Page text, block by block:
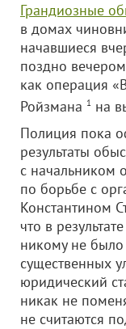
Грандиозные
в домах
начавшиеся
поздно
как операция
Ройзмана 1 на
Полиция пока
результаты
с начальником
по борьбе с
Константином
что в
никому не
существенных
юридический
никак не
не считаются